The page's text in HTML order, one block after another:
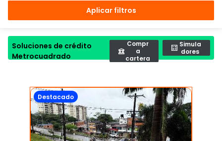
Aplicar filtros
Soluciones de crédito
Metrocuadrado
Compr
a
cartera
Simula
dores
Destacado